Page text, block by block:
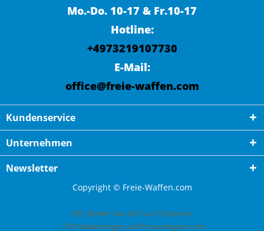
Mo.-Do. 10-17 & Fr.10-17
Hotline:
+4973219107730
E-Mail:
office@freie-waffen.com
Kundenservice
Unternehmen
Newsletter
Copyright © Freie-Waffen.com
ESC GmbH hat 4,87von 5Sternen
| 791 Bewertungen auf ProvenExpert.com